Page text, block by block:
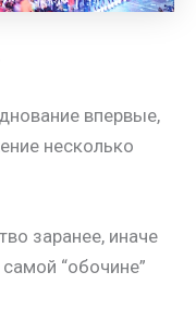
впервые,
несколько
заранее, иначе
“обочине”